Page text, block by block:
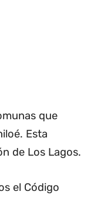
que
Esta
de Los Lagos.
el Código